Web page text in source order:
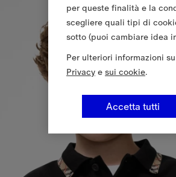
per queste finalità e la
scegliere quali tipi di
sotto (puoi cambiare idea
Per ulteriori informazioni
Privacy e sui cookie.
Accetta tutti